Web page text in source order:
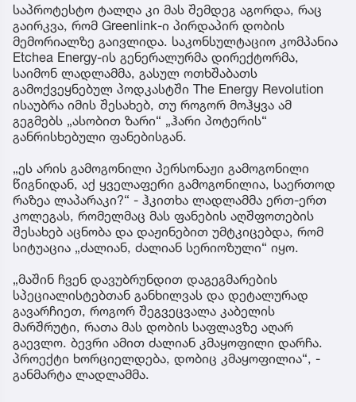
საპროტესტო ტალღა კი მას შემდეგ აგორდა, რაც
გაირკვა, რომ Greenlink-ი პირდაპირ დობის
მემორიალზე გაივლიდა. საკონსულტაციო კომპანია
Etchea Energy-ის გენერალურმა დირექტორმა,
საიმონ ლადლამმა, გასულ ოთხშაბათს
გამოქვეყნებულ პოდკასტში The Energy Revolution
ისაუბრა იმის შესახებ, თუ როგორ მოჰყვა ამ
გეგმებს „ასობით ზარი“ „ჰარი პოტერის“
განრისხებული ფანებისგან.
„ეს არის გამოგონილი პერსონაჟი გამოგონილი
წიგნიდან, აქ ყველაფერი გამოგონილია, საერთოდ
რაზეა ლაპარაკი?“ - ჰკითხა ლადლამმა ერთ-ერთ
კოლეგას, რომელმაც მას ფანების აღშფოთების
შესახებ აცნობა და დაჟინებით უმტკიცებდა, რომ
სიტუაცია „ძალიან, ძალიან სერიოზული“ იყო.
„მაშინ ჩვენ დავუბრუნდით დაგეგმარების
სპეციალისტებთან განხილვას და დეტალურად
გავარჩიეთ, როგორ შეგვეცვალა კაბელის
მარშრუტი, რათა მას დობის საფლავზე აღარ
გაევლო. ბევრი ამით ძალიან კმაყოფილი დარჩა.
პროექტი ხორციელდება, დობიც კმაყოფილია“, -
განმარტა ლადლამმა.